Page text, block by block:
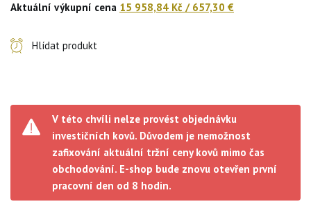
Aktuální výkupní cena 15 958,84 Kč / 657,30 €
Hlídat produkt
V této chvíli nelze provést objednávku
investičních kovů. Důvodem je nemožnost
zafixování aktuální tržní ceny kovů mimo čas
obchodování. E-shop bude znovu otevřen první
pracovní den od 8 hodin.